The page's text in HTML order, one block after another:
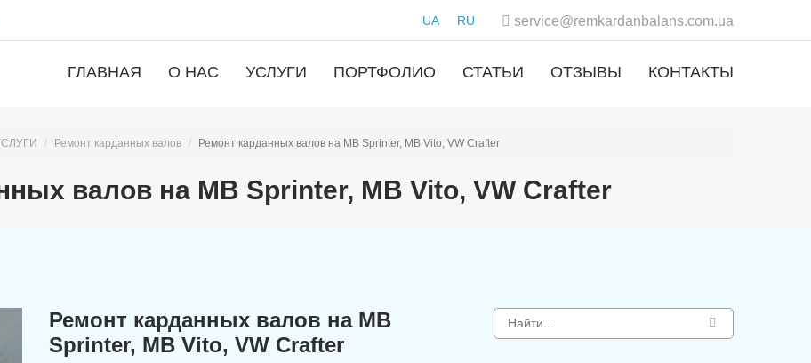
UA RU service@remkardanbalans.com.ua
ГЛАВНАЯ О НАС УСЛУГИ ПОРТФОЛИО СТАТЬИ ОТЗЫВЫ КОНТАКТЫ
Ремонт карданных валов Ремонт карданных валов на MB Sprinter, MB Vito, VW Crafter
валов на MB Sprinter, MB Vito, VW Crafter
Ремонт карданных валов на MB
Sprinter, MB Vito, VW Crafter